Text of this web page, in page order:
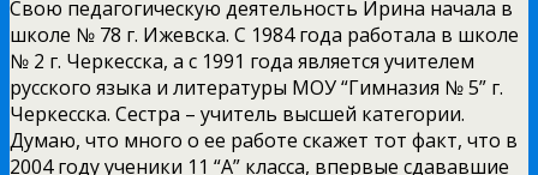
Свою педагогическую деятельность Ирина начала в
школе № 78 г. Ижевска. С 1984 года работала в школе
№ 2 г. Черкесска, а с 1991 года является учителем
русского языка и литературы МОУ “Гимназия № 5” г.
Черкесска. Сестра – учитель высшей категории.
Думаю, что много о ее работе скажет тот факт, что в
2004 году ученики 11 “А” класса, впервые сдававшие